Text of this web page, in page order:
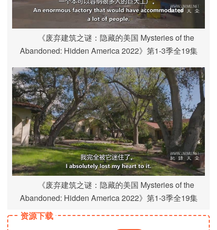
《废弃建筑之谜：隐藏的美国 Mysteries of the
Abandoned: Hidden America 2022》第1-3季全19集
《废弃建筑之谜：隐藏的美国 Mysteries of the
Abandoned: Hidden America 2022》第1-3季全19集
资源下载